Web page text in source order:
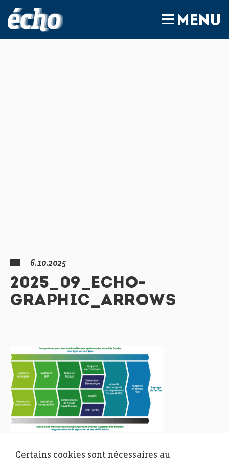
MENU
6.10.2025
2025_09_ECHO-
GRAPHIC_ARROWS
Certains cookies sont nécessaires au